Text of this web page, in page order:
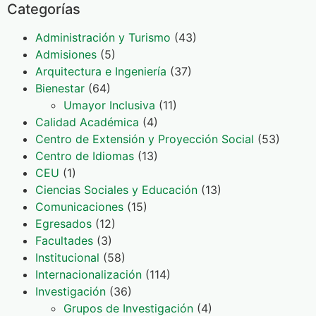
Categorías
Administración y Turismo (43)
Admisiones (5)
Arquitectura e Ingeniería (37)
Bienestar (64)
Umayor Inclusiva (11)
Calidad Académica (4)
Centro de Extensión y Proyección Social (53)
Centro de Idiomas (13)
CEU (1)
Ciencias Sociales y Educación (13)
Comunicaciones (15)
Egresados (12)
Facultades (3)
Institucional (58)
Internacionalización (114)
Investigación (36)
Grupos de Investigación (4)